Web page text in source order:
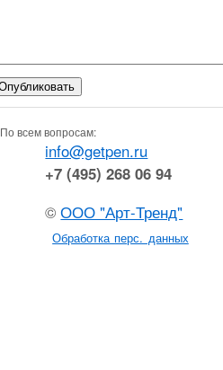
По всем вопросам:
info@getpen.ru
+7 (495) 268 06 94
©ООО "Арт-Тренд"
Обработка перс. данных